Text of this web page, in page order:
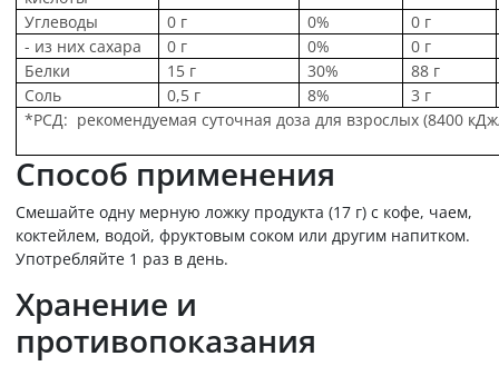
Углеводы
0 г 0%
0 г
- из них сахара
0 г 0%
0 г
Белки
15 г 30%
88 г
Соль
0,5 г 8%
3 г
*РСД: рекомендуемая суточная доза для взрослых (8400
Способ применения
Смешайте одну мерную ложку продукта (17 г) с кофе, чаем,
коктейлем, водой, фруктовым соком или другим напитком.
Употребляйте 1 раз в день.
Хранение и
противопоказания